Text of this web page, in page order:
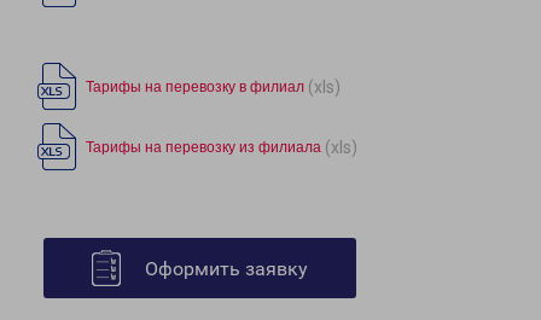
Тарифы на перевозку в филиал (xls)
Тарифы на перевозку из филиала (xls)
Оформить заявку